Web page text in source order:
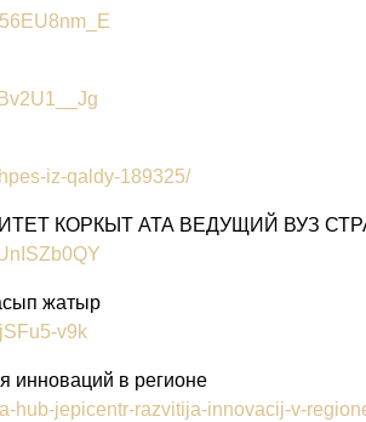
iz-qaldy-189325/
КОРКЫТ АТА ВЕДУЩИЙ ВУЗ
жатыр
v9k
инноваций в регионе
hub-jepicentr-razvitija-innovacij-v-